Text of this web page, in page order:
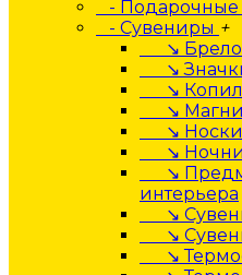
- Подарочные
- Сувениры +
↘
↘
↘
↘
↘ Носки
↘
↘
интерьера
↘
↘
↘